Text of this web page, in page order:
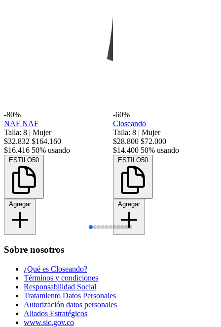
-80%
NAF NAF
Talla: 8 | Mujer
$32.832 $164.160
$16.416 50% usando
ESTILO50
Agregar
-60%
Closeando
Talla: 8 | Mujer
$28.800 $72.000
$14.400 50% usando
ESTILO50
Agregar
Sobre nosotros
¿Qué es Closeando?
Términos y condiciones
Responsabilidad Social
Tratamiento Datos Personales
Autorización datos personales
Aliados Estratégicos
www.sic.gov.co